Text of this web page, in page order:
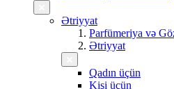
Ətriyyat
Parfümeriya və
Ətriyyat
Qadın üçün
Kişi üçün